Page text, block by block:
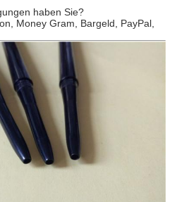
haben Sie?
Money Gram, Bargeld, PayPal,